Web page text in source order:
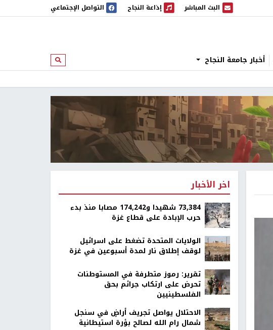
البث المباشر
البث المباشر إذاعة النجاح
إذاعة النجاح التواصل الإجتماعي
أخبار جامعة النجاح ابحث
اخر الأخبار
73,384 شهيدا و174,242 مصابا منذ بدء
حرب الإبادة على قطاع غزة
الولايات المتحدة تضغط على اسرائيل
لوقف إطلاق نار لمدة أسبوعين في غزة
تقرير: رموز متطرفة في المستوطنات
تحرض على ارتكاب جرائم بحق
الفلسطينيين
الاحتلال يواصل تجريف أراضٍ في سنجل
شمال رام الله لصالح بؤرة استيطانية